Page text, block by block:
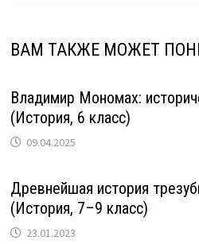
ВАМ ТАКЖЕ МОЖЕТ
Владимир Мономах:
(История, 6 класс)
09.04.2025
Древнейшая история
(История, 7–9 класс)
23.01.2023